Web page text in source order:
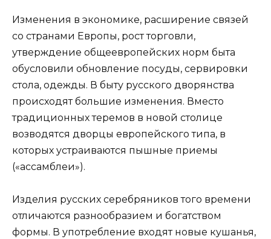
Изменения в экономике, расширение связей
со странами Европы, рост торговли,
утверждение общеевропейских норм быта
обусловили обновление посуды, сервировки
стола, одежды. В быту русского дворянства
происходят большие изменения. Вместо
традиционных теремов в новой столице
возводятся дворцы европейского типа, в
которых устраиваются пышные приемы
(«ассамблеи»).
Изделия русских серебряников того времени
отличаются разнообразием и богатством
формы. В употребление входят новые кушанья,